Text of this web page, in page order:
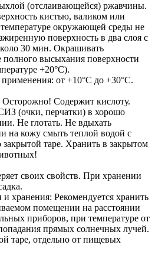
(отслаивающейся) ржавчины.
кистью, валиком или
окружающей среды не
поверхность в два слоя с
30 мин. Окрашивать
высыхания поверхности
+20°С).
от +10°С до +30°С.
Содержит кислоту.
(очки, перчатки) в хорошо
Не глотать. Не вдыхать
на кожу смыть теплой водой с
таре. Хранить в закрытом
своих свойств. При хранении
хранения: Рекомендуется хранить
помещении на расстоянии
приборов, при температуре от
прямых солнечных лучей.
таре, отдельно от пищевых